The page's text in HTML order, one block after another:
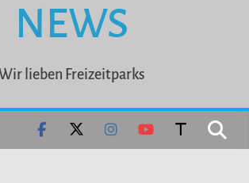
NEWS
lieben Freizeitparks